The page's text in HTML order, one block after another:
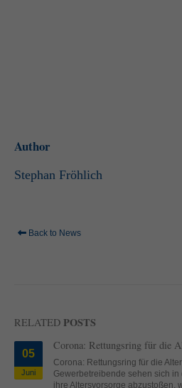
Author
Stephan Fröhlich
Back to News
RELATED POSTS
05
Juni
Corona: Rettungsring für die
Corona: Rettungsring für die
Gewerbetreibende sehen sich
ihre Altersvorsorge abzustoßen,
Inhalte von Videoplattformen und Social-
standardmäßig blockiert. Wenn Cookies
werden, bedarf der Zugriff auf diese
powered by Borlabs Cookie